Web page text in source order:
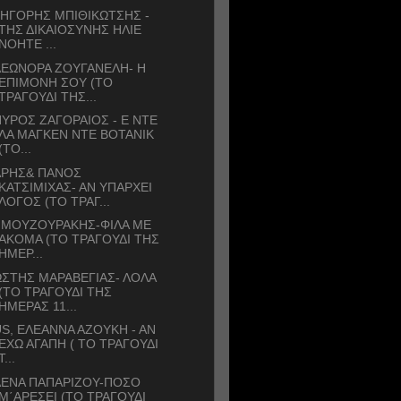
ΜΠΙΘΙΚΩΤΣΗΣ -
ΔΙΚΑΙΟΣΥΝΗΣ ΗΛΙΕ
ΝΟΗΤΕ ...
ΖΟΥΓΑΝΕΛΗ- Η
ΕΠΙΜΟΝΗ ΣΟΥ (ΤΟ
ΤΗΣ...
ΖΑΓΟΡΑΙΟΣ - Ε ΝΤΕ
ΜΑΓΚΕΝ ΝΤΕ ΒΟΤΑΝΙΚ
(ΤΟ...
ΠΑΝΟΣ
ΚΑΤΣΙΜΙΧΑΣ- ΑΝ ΥΠΑΡΧΕΙ
(ΤΟ ΤΡΑΓ...
ΦΙΛΑ ΜΕ
(ΤΟ ΤΡΑΓΟΥΔΙ ΤΗΣ
ΗΜΕΡ...
ΜAΡΑΒΕΓΙΑΣ- ΛΟΛΑ
(ΤΟ ΤΡΑΓΟΥΔΙ ΤΗΣ
ΗΜΕΡΑΣ 11...
ΕΛΕΑΝΝΑ ΑΖΟΥΚΗ - ΑΝ
ΕΧΩ ΑΓΑΠΗ ( ΤΟ ΤΡΑΓΟΥΔΙ
ΠΑΠΑΡΙΖΟΥ-ΠΟΣΟ
Μ΄ΑΡΕΣΕΙ (ΤΟ ΤΡΑΓΟΥΔΙ